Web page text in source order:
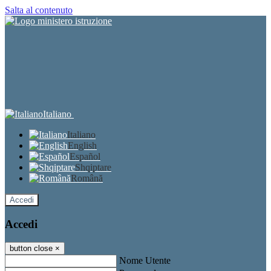
Salta al contenuto
Italiano
Italiano
English
Español
Shqiptare
Română
Accedi
Accedi
button close ×
Nome Utente